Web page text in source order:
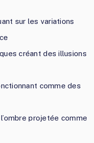
sur les variations
créant des illusions
comme des
projetée comme